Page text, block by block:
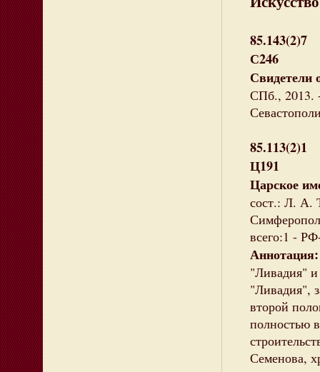
85.143(2)7
С246
Свидетели
СПб., 2013.
85.113(2)1
Ц191
Царское
сост.: Л. А.
всего:1 -
"Ливадия" и
"Ливадия",
второй
полностью
Семенова,